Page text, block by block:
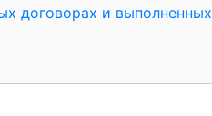
договорах и выполненных